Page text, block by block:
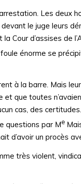
Les deux
le juge leurs
Cour d’assises de
énorme se
à la barre. Mais
et que toutes
cas, des
questions par Me
un procès
très violent,